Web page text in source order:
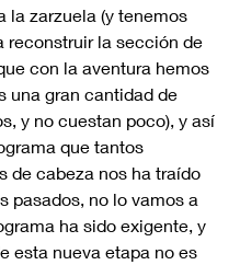
la zarzuela (y tenemos
reconstruir la sección de
con la aventura hemos
una gran cantidad de
y no cuestan poco), y así
que tantos
de cabeza nos ha traído
pasados, no lo vamos a
ha sido exigente, y
esta nueva etapa no es